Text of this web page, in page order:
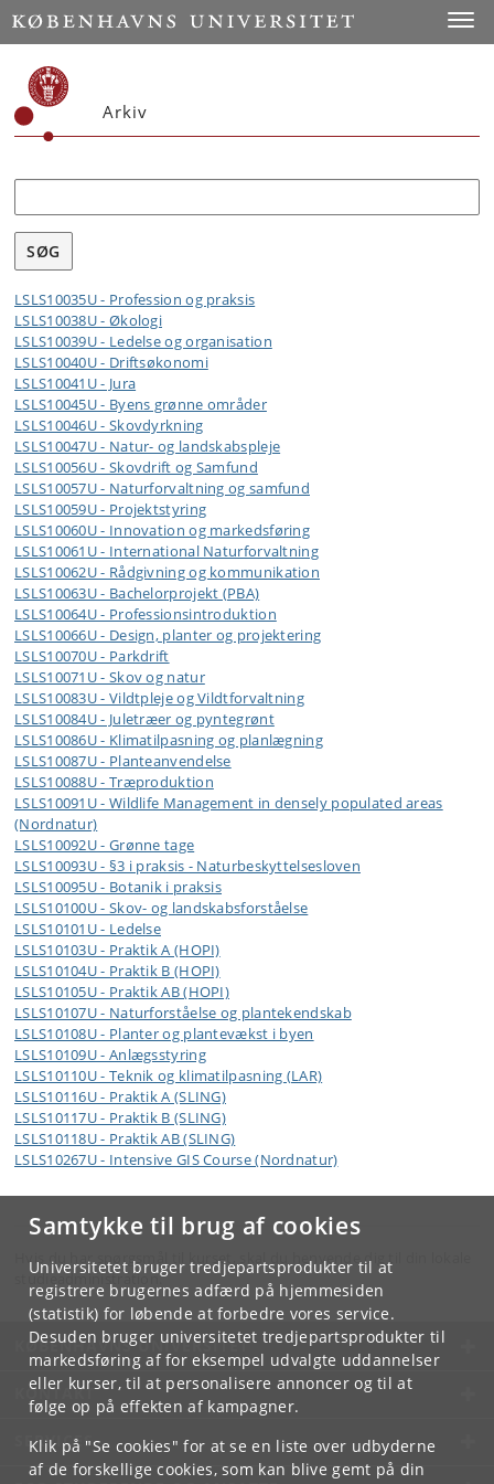
Samtykke til brug af cookies
Universitetet bruger tredjepartsprodukter til at
registrere brugernes adfærd på hjemmesiden
(statistik) for løbende at forbedre vores service.
Desuden bruger universitetet tredjepartsprodukter til
markedsføring af for eksempel udvalgte uddannelser
eller kurser, til at personalisere annoncer og til at
følge op på effekten af kampagner.
Klik på "Se cookies" for at se en liste over udbyderne
af de forskellige cookies, som kan blive gemt på din
Arkiv
LSLS10035U - Profession og praksis
LSLS10038U - Økologi
LSLS10039U - Ledelse og organisation
LSLS10040U - Driftsøkonomi
LSLS10041U - Jura
LSLS10045U - Byens grønne områder
LSLS10046U - Skovdyrkning
LSLS10047U - Natur- og landskabspleje
LSLS10056U - Skovdrift og Samfund
LSLS10057U - Naturforvaltning og samfund
LSLS10059U - Projektstyring
LSLS10060U - Innovation og markedsføring
LSLS10061U - International Naturforvaltning
LSLS10062U - Rådgivning og kommunikation
LSLS10063U - Bachelorprojekt (PBA)
LSLS10064U - Professionsintroduktion
LSLS10066U - Design, planter og projektering
LSLS10070U - Parkdrift
LSLS10071U - Skov og natur
LSLS10083U - Vildtpleje og Vildtforvaltning
LSLS10084U - Juletræer og pyntegrønt
LSLS10086U - Klimatilpasning og planlægning
LSLS10087U - Planteanvendelse
LSLS10088U - Træproduktion
LSLS10091U - Wildlife Management in densely populated areas
(Nordnatur)
LSLS10092U - Grønne tage
LSLS10093U - §3 i praksis - Naturbeskyttelsesloven
LSLS10095U - Botanik i praksis
LSLS10100U - Skov- og landskabsforståelse
LSLS10101U - Ledelse
LSLS10103U - Praktik A (HOPI)
LSLS10104U - Praktik B (HOPI)
LSLS10105U - Praktik AB (HOPI)
LSLS10107U - Naturforståelse og plantekendskab
LSLS10108U - Planter og plantevækst i byen
LSLS10109U - Anlægsstyring
LSLS10110U - Teknik og klimatilpasning (LAR)
LSLS10116U - Praktik A (SLING)
LSLS10117U - Praktik B (SLING)
LSLS10118U - Praktik AB (SLING)
LSLS10267U - Intensive GIS Course (Nordnatur)
Hvis du har spørgsmål til kurset, skal du henvende dig til din lokale
studieadministration.
KØBENHAVNS UNIVERSITET
KONTAKT
SERVICES